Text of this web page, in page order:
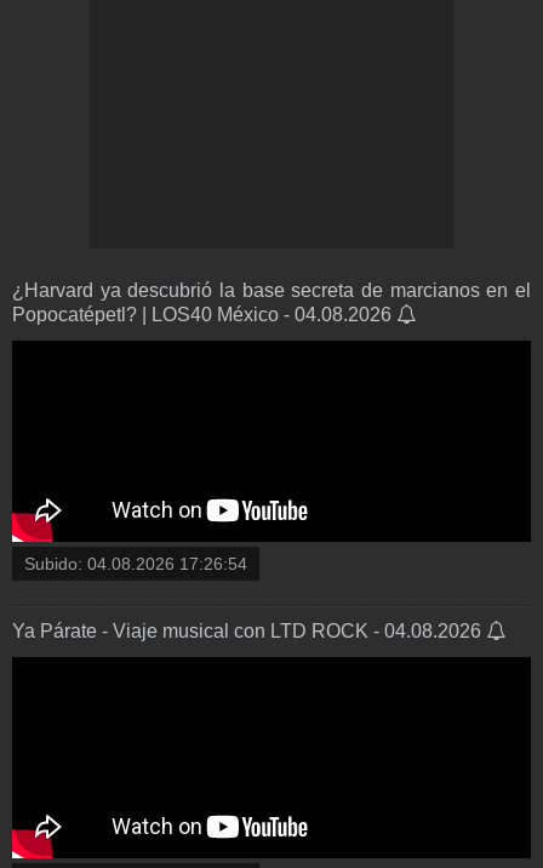
¿Harvard ya descubrió la base secreta de marcianos en el
Popocatépetl? | LOS40 México - 04.08.2026
Subido: 04.08.2026 17:26:54
Ya Párate - Viaje musical con LTD ROCK - 04.08.2026